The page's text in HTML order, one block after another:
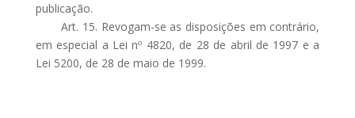
publicação.
Art. 15. Revogam-se as disposições em contrário,
em especial a Lei nº 4820, de 28 de abril de 1997 e a
Lei 5200, de 28 de maio de 1999.